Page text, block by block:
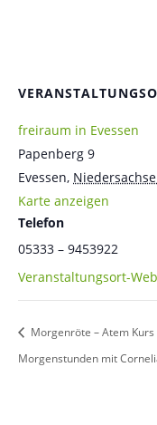
freiraum in Evessen
Papenberg 9
Evessen,
Karte anzeigen
Telefon
05333 – 9453922
Veranstaltungsort-
Morgenröte – Atem Kurs
Morgenstunden mit